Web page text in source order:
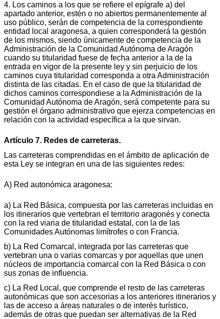
4. Los caminos a los que se refiere el epígrafe a) del
apartado anterior, estén o no abiertos permanentemente al
uso público, serán de competencia de la correspondiente
entidad local aragonesa, a quien corresponderá la gestión
de los mismos, siendo únicamente de competencia de la
Administración de la Comunidad Autónoma de Aragón
cuando su titularidad fuese de fecha anterior a la de la
entrada en vigor de la presente ley y sin perjuicio de los
caminos cuya titularidad corresponda a otra Administración
distinta de las citadas. En el caso de que la titularidad de
dichos caminos correspondiese a la Administración de la
Comunidad Autónoma de Aragón, será competente para su
gestión el órgano administrativo que ejerza competencias en
relación con la actividad específica a la que sirvan.
Artículo 7. Redes de carreteras.
Las carreteras comprendidas en el ámbito de aplicación de
esta Ley se integran en una de las siguientes redes:
A) Red autonómica aragonesa:
a) La Red Básica, compuesta por las carreteras incluidas en
los itinerarios que vertebran el territorio aragonés y conecta
con la red viaria de titularidad estatal, con la de las
Comunidades Autónomas limítrofes o con Francia.
b) La Red Comarcal, integrada por las carreteras que
vertebran una o varias comarcas y por aquellas que unen
núcleos de importancia comarcal con la Red Básica o con
sus zonas de influencia.
c) La Red Local, que comprende el resto de las carreteras
autonómicas que son accesorias a los anteriores itinerarios y
las de acceso a áreas naturales o de interés turístico,
además de otras que puedan ser alternativas de la Red